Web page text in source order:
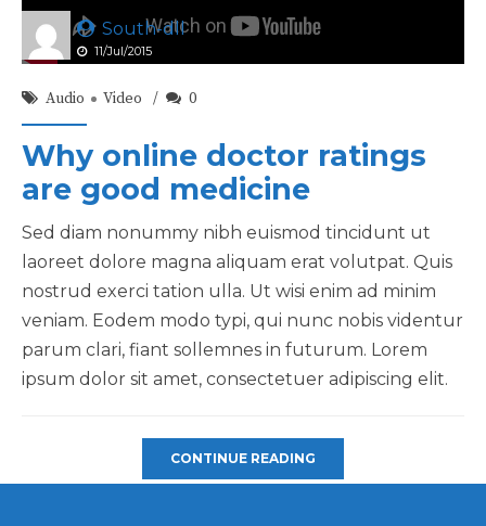
South-dll
11/Jul/2015
Audio Video 0
Why online doctor ratings
are good medicine
Sed diam nonummy nibh euismod tincidunt ut
laoreet dolore magna aliquam erat volutpat. Quis
nostrud exerci tation ulla. Ut wisi enim ad minim
veniam. Eodem modo typi, qui nunc nobis videntur
parum clari, fiant sollemnes in futurum. Lorem
ipsum dolor sit amet, consectetuer adipiscing elit.
CONTINUE READING